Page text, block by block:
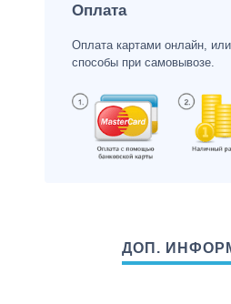
Оплата
Оплата картами онлайн,
способы при самовывозе.